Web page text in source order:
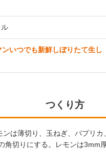
ンいつでも新鮮しぼりたて生し
つくり方
ンは薄切り、玉ねぎ、パプリカ
角切りにする。レモンは3mm